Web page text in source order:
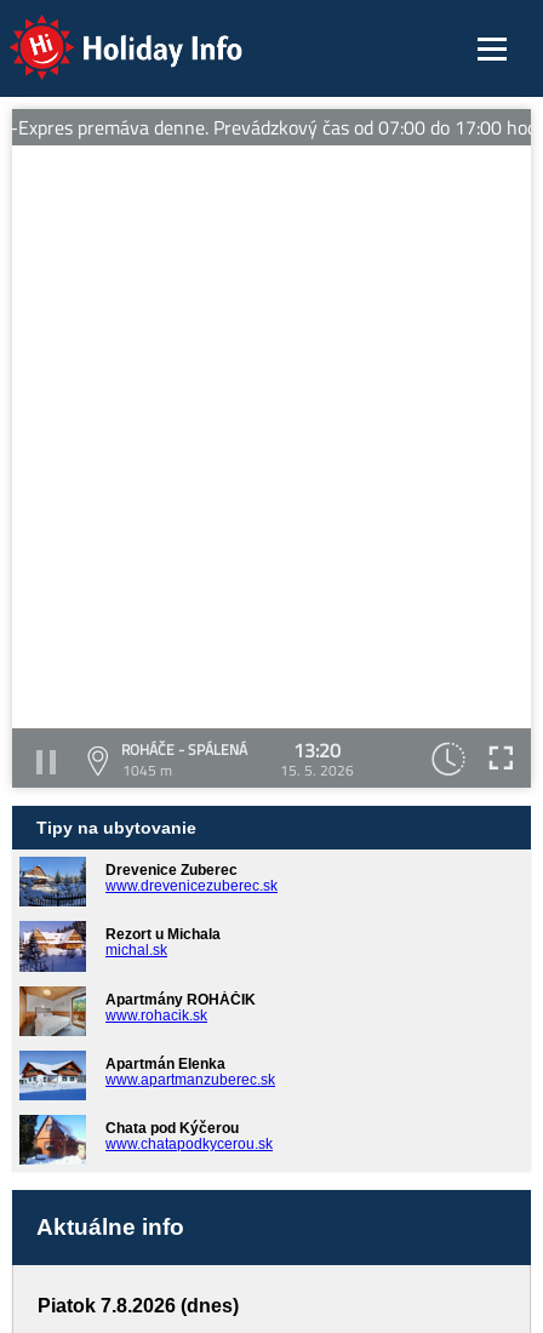
Holiday Info
premáva denne. Prevádzkový čas od 07:00 do 17:00
ROHÁČE - SPÁLENÁ
1045 m
13:20
15. 5. 2026
Tipy na ubytovanie
Drevenice Zuberec
www.drevenicezuberec.sk
Rezort u Michala
michal.sk
Apartmány ROHÁČIK
www.rohacik.sk
Apartmán Elenka
www.apartmanzuberec.sk
Chata pod Kýčerou
www.chatapodkycerou.sk
Aktuálne info
Piatok 7.8.2026 (dnes)